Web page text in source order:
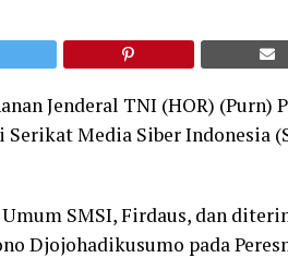
Jenderal TNI (HOR) (Purn)
Media Siber Indonesia
SMSI, Firdaus, dan
Djojohadikusumo pada